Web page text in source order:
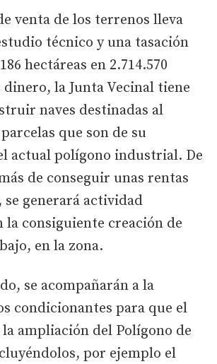
venta de los terrenos lleva
técnico y una tasación
hectáreas en 2.714.570
dinero, la Junta Vecinal tiene
naves destinadas al
que son de su
actual polígono industrial. De
de conseguir unas rentas
generará actividad
la consiguiente creación de
en la zona.
se acompañarán a la
condicionantes para que el
ampliación del Polígono de
por ejemplo el